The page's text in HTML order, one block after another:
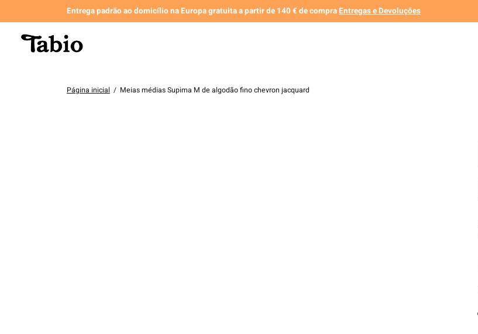
Entrega padrão ao domicílio na Europa gratuita a partir de 140 € de compraEntregas e Devoluções
Página inicial / Meias médias Supima M de algodão fino chevron jacquard